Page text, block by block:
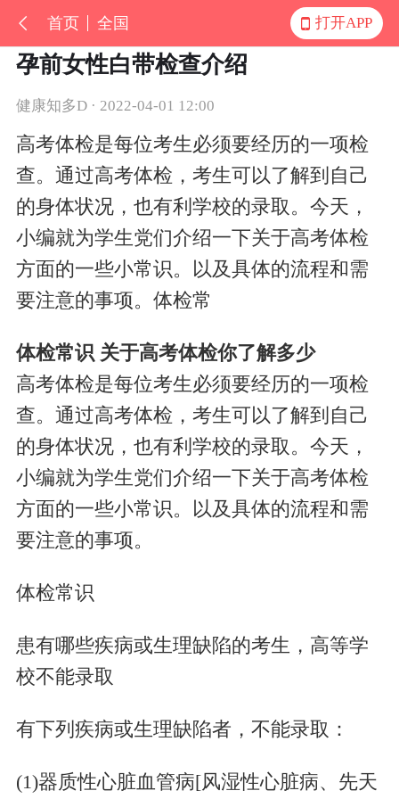
首页 全国 打开APP
孕前女性白带检查介绍
健康知多D · 2022-04-01 12:00
高考体检是每位考生必须要经历的一项检
查。通过高考体检，考生可以了解到自己
的身体状况，也有利学校的录取。今天，
小编就为学生党们介绍一下关于高考体检
方面的一些小常识。以及具体的流程和需
要注意的事项。体检常
体检常识 关于高考体检你了解多少
高考体检是每位考生必须要经历的一项检
查。通过高考体检，考生可以了解到自己
的身体状况，也有利学校的录取。今天，
小编就为学生党们介绍一下关于高考体检
方面的一些小常识。以及具体的流程和需
要注意的事项。
体检常识
患有哪些疾病或生理缺陷的考生，高等学
校不能录取
有下列疾病或生理缺陷者，不能录取：
(1)器质性心脏血管病[风湿性心脏病、先天